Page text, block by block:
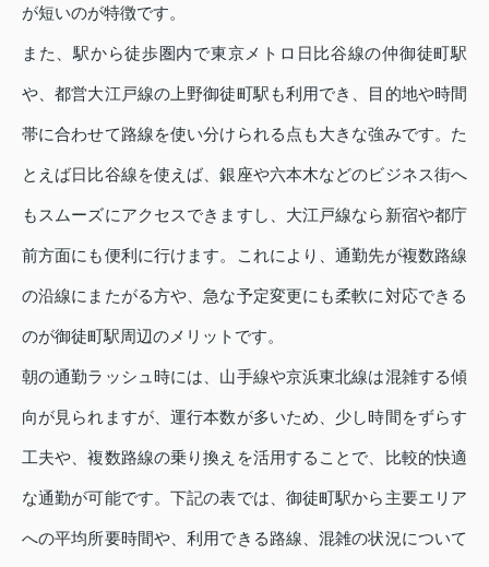
が短いのが特徴です。
また、駅から徒歩圏内で東京メトロ日比谷線の仲御徒町駅
や、都営大江戸線の上野御徒町駅も利用でき、目的地や時間
帯に合わせて路線を使い分けられる点も大きな強みです。た
とえば日比谷線を使えば、銀座や六本木などのビジネス街へ
もスムーズにアクセスできますし、大江戸線なら新宿や都庁
前方面にも便利に行けます。これにより、通勤先が複数路線
の沿線にまたがる方や、急な予定変更にも柔軟に対応できる
のが御徒町駅周辺のメリットです。
朝の通勤ラッシュ時には、山手線や京浜東北線は混雑する傾
向が見られますが、運行本数が多いため、少し時間をずらす
工夫や、複数路線の乗り換えを活用することで、比較的快適
な通勤が可能です。下記の表では、御徒町駅から主要エリア
への平均所要時間や、利用できる路線、混雑の状況について